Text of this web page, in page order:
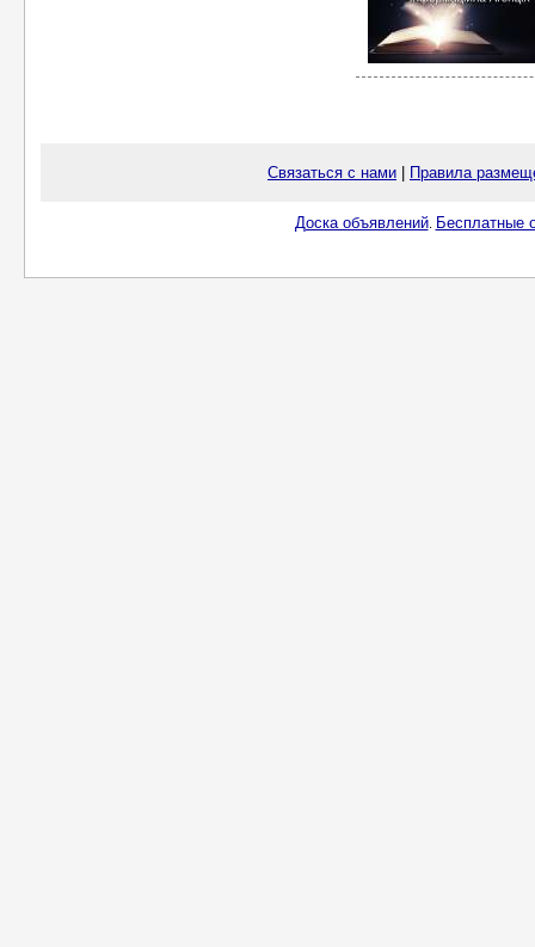
Связаться с нами Правила
Доска объявлений. Бесплатные